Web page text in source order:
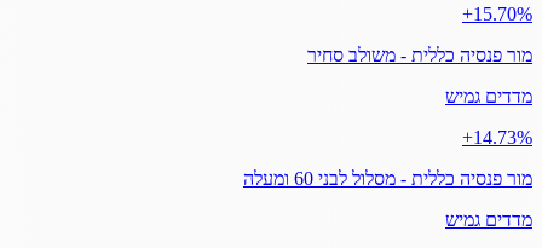
‎+15.70%
מור פנסיה כללית - משולב סחיר
מדדים גמיש
‎+14.73%
מור פנסיה כללית - מסלול לבני 60 ומעלה
מדדים גמיש